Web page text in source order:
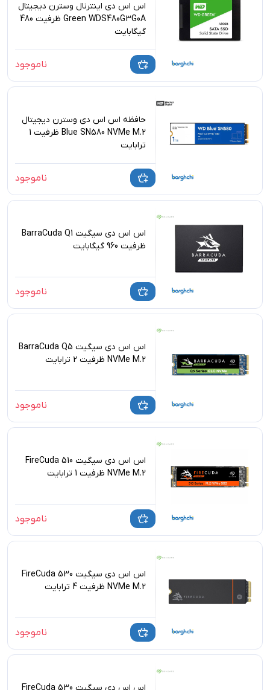
اس اس دی اینترنال وسترن دیجیتال
Green WDS480G3G0A ظرفیت 480
گیگابایت
ناموجود
حافظه اس اس دی وسترن دیجیتال
Blue SN580 NVMe M.2 ظرفیت 1
ترابایت
ناموجود
اس اس دی سیگیت BarraCuda Q1
ظرفیت 960 گیگابایت
ناموجود
اس اس دی سیگیت BarraCuda Q5
NVMe M.2 ظرفیت 2 ترابایت
ناموجود
اس اس دی سیگیت FireCuda 510
NVMe M.2 ظرفیت 1 ترابایت
ناموجود
اس اس دی سیگیت FireCuda 530
NVMe M.2 ظرفیت 4 ترابایت
ناموجود